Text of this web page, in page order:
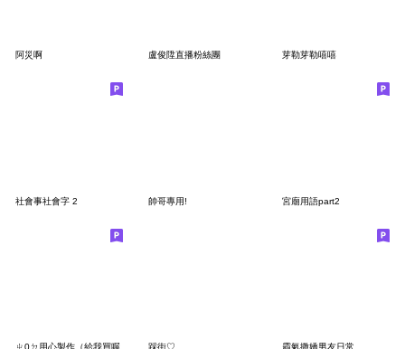
阿災啊 盧俊陞直播粉絲團 芽勒芽勒嘻嘻
社會事社會字 2 帥哥專用! 宮廟用語part2
ㄓ0ㄉ用心製作（給我買喔 踩街♡ 霸氣撒嬌男友日常